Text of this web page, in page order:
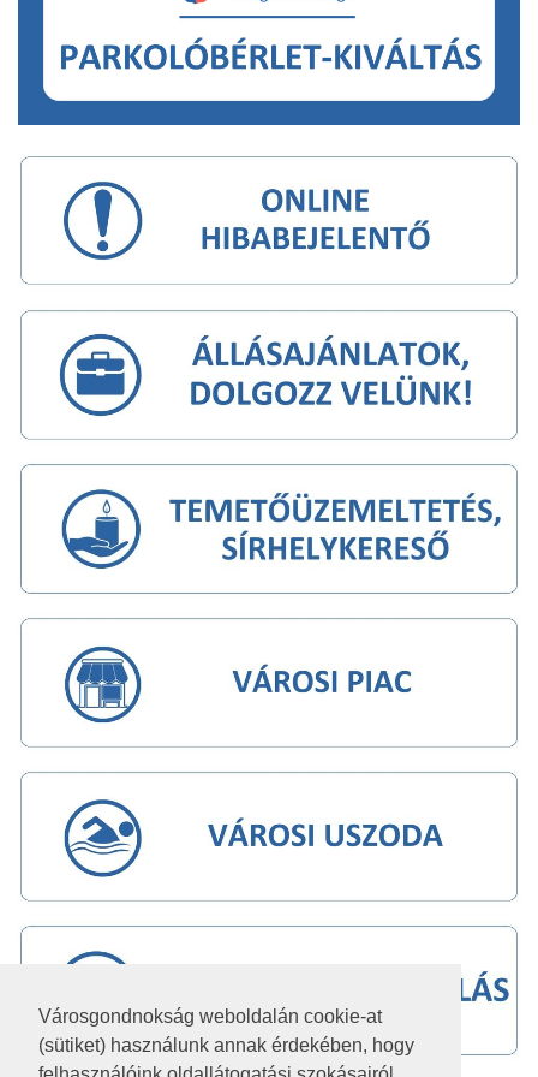
Városgondnokság weboldalán cookie-at
(sütiket) használunk annak érdekében, hogy